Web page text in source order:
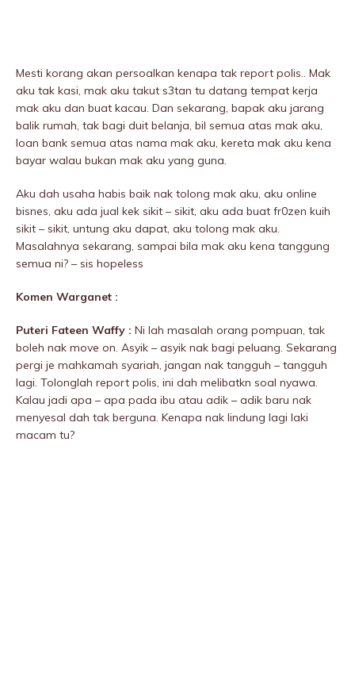
Mesti korang akan persoalkan kenapa tak report polis.. Mak
aku tak kasi, mak aku takut s3tan tu datang tempat kerja
mak aku dan buat kacau. Dan sekarang, bapak aku jarang
balik rumah, tak bagi duit belanja, bil semua atas mak aku,
loan bank semua atas nama mak aku, kereta mak aku kena
bayar walau bukan mak aku yang guna.
Aku dah usaha habis baik nak tolong mak aku, aku online
bisnes, aku ada jual kek sikit – sikit, aku ada buat fr0zen kuih
sikit – sikit, untung aku dapat, aku tolong mak aku.
Masalahnya sekarang, sampai bila mak aku kena tanggung
semua ni? – sis hopeless
Komen Warganet :
Puteri Fateen Waffy : Ni lah masalah orang pompuan, tak
boleh nak move on. Asyik – asyik nak bagi peluang. Sekarang
pergi je mahkamah syariah, jangan nak tangguh – tangguh
lagi. Tolonglah report polis, ini dah melibatkn soal nyawa.
Kalau jadi apa – apa pada ibu atau adik – adik baru nak
menyesal dah tak berguna. Kenapa nak Iindung lagi laki
macam tu?